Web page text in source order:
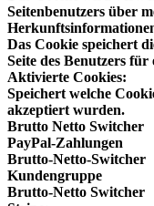
Seitenbenutzers über
Das Cookie speichert
Seite des Benutzers
Aktivierte Cookies:
Speichert welche
akzeptiert wurden.
Brutto Netto Switcher
PayPal-Zahlungen
Brutto-Netto-Switcher
Kundengruppe
Brutto-Netto Switcher